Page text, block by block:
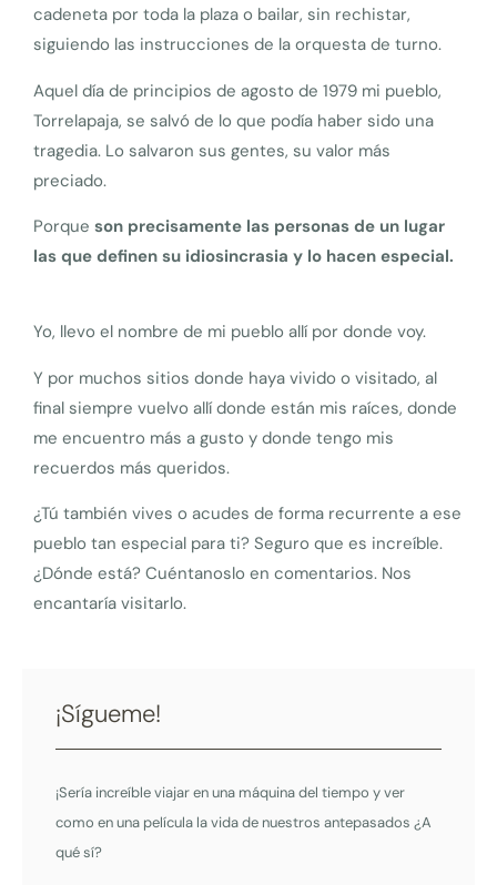
cadeneta por toda la plaza o bailar, sin rechistar,
siguiendo las instrucciones de la orquesta de turno.
Aquel día de principios de agosto de 1979 mi pueblo,
Torrelapaja, se salvó de lo que podía haber sido una
tragedia. Lo salvaron sus gentes, su valor más
preciado.
Porque son precisamente las personas de un lugar
las que definen su idiosincrasia y lo hacen especial.
Yo, llevo el nombre de mi pueblo allí por donde voy.
Y por muchos sitios donde haya vivido o visitado, al
final siempre vuelvo allí donde están mis raíces, donde
me encuentro más a gusto y donde tengo mis
recuerdos más queridos.
¿Tú también vives o acudes de forma recurrente a ese
pueblo tan especial para ti? Seguro que es increíble.
¿Dónde está? Cuéntanoslo en comentarios. Nos
encantaría visitarlo.
¡Sígueme!
¡Sería increíble viajar en una máquina del tiempo y ver
como en una película la vida de nuestros antepasados ¿A
qué sí?